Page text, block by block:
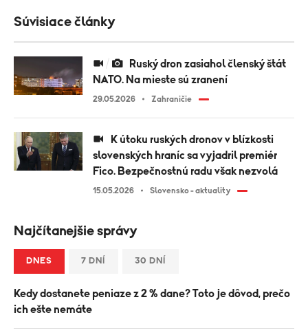
Súvisiace články
NATO. Na mieste sú zranení
29.05.2026 Zahraničie
slovenských hraníc sa vyjadril premiér
Fico. Bezpečnostnú radu však nezvolá
15.05.2026 Slovensko - aktuality
Najčítanejšie správy
DNES 7 DNÍ 30 DNÍ
Kedy dostanete peniaze z 2 % dane? Toto je dôvod, prečo
ich ešte nemáte